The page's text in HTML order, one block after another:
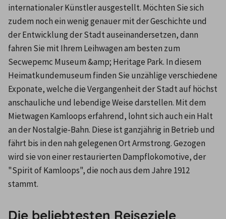
internationaler Künstler ausgestellt. Möchten Sie sich
zudem noch ein wenig genauer mit der Geschichte und
der Entwicklung der Stadt auseinandersetzen, dann
fahren Sie mit Ihrem Leihwagen am besten zum
Secwepemc Museum &amp; Heritage Park. In diesem
Heimatkundemuseum finden Sie unzählige verschiedene
Exponate, welche die Vergangenheit der Stadt auf höchst
anschauliche und lebendige Weise darstellen. Mit dem
Mietwagen Kamloops erfahrend, lohnt sich auch ein Halt
an der Nostalgie-Bahn. Diese ist ganzjährig in Betrieb und
fährt bis in den nah gelegenen Ort Armstrong. Gezogen
wird sie von einer restaurierten Dampflokomotive, der
"Spirit of Kamloops", die noch aus dem Jahre 1912
stammt.
Die beliebtesten Reiseziele